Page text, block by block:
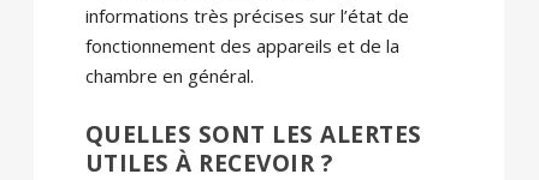
informations très précises sur l’état de
fonctionnement des appareils et de la
chambre en général.
QUELLES SONT LES ALERTES
UTILES À RECEVOIR ?